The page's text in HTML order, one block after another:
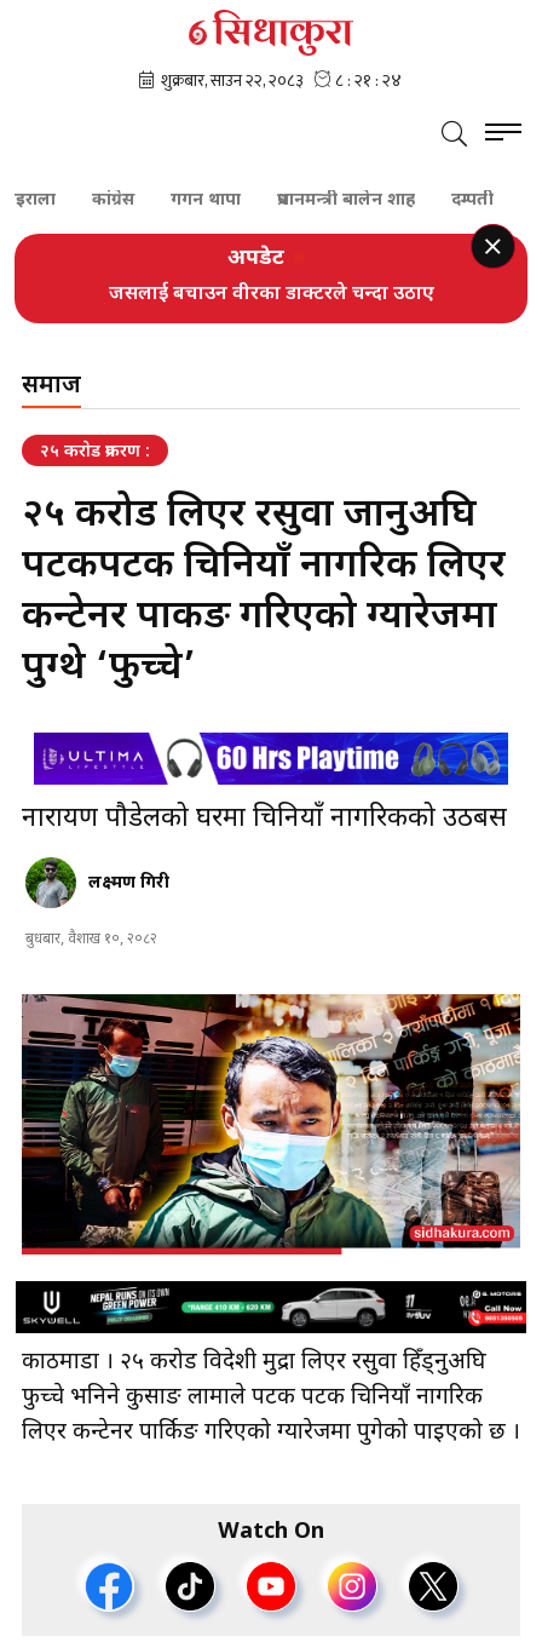
कांग्रेस गगन थापा प्रधानमन्त्री बालेन शाह दम्पती बेपत्ता
अपडेट
जसलाई बचाउन वीरका डाक्टरले चन्दा उठाए
‘परराष्ट्र नीतिको केन्द्रमा आर्थिक कूटनीति छ’: शिशिर खनाल
समाज
२५ कराेड प्रकरण :
२५ करोड लिएर रसुवा जानुअघि
पटकपटक चिनियाँ नागरिक लिएर
कन्टेनर पार्किङ गरिएको ग्यारेजमा
पुग्थे ‘फुच्चे’
नारायण पौडेलको घरमा चिनियाँ नागरिकको उठबस
लक्ष्मण गिरी
बुधबार, वैशाख १०, २०८२
काठमाडौँ । २५ करोड विदेशी मुद्रा लिएर रसुवा हिँड्नुअघि
फुच्चे भनिने कुसाङ लामाले पटक पटक चिनियाँ नागरिक
लिएर कन्टेनर पार्किङ गरिएको ग्यारेजमा पुगेको पाइएको छ ।
Watch On